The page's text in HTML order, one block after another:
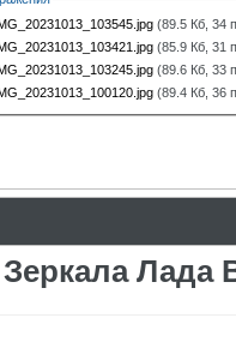
(89.5 Кб, 34
(85.9 Кб, 31
(89.6 Кб, 33
(89.4 Кб, 36
Лада